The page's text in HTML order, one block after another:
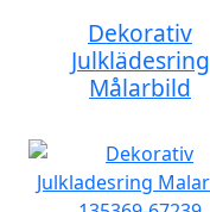
Dekorativ
Julklädesring
Målarbild